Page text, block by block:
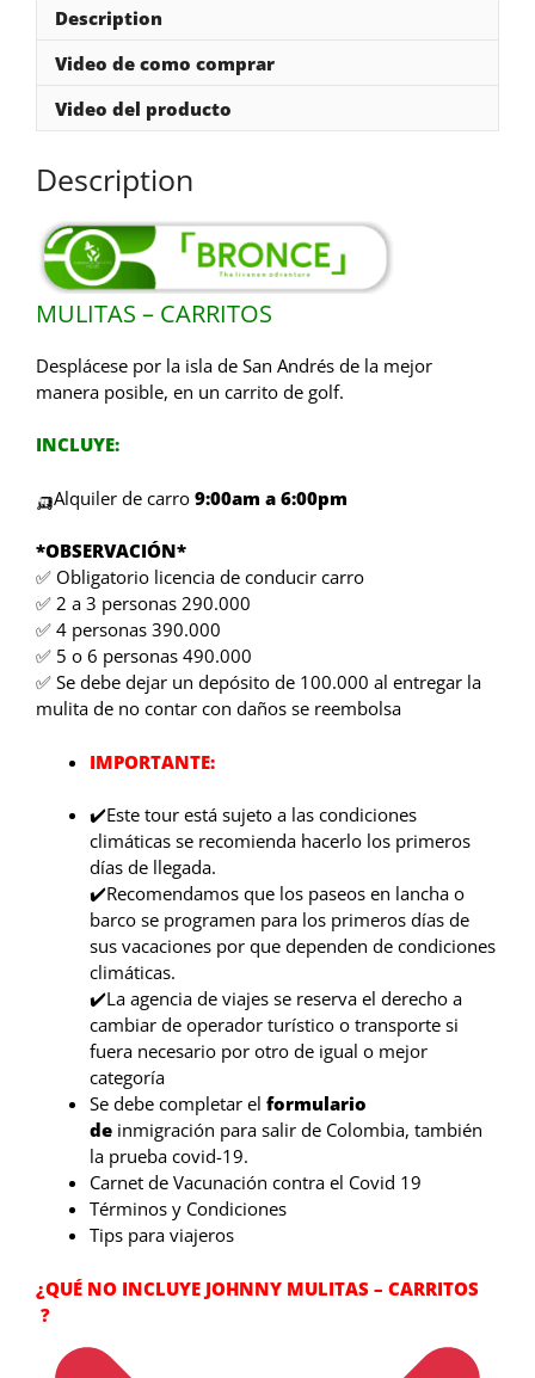
Description
Video de como comprar
Video del producto
Description
MULITAS – CARRITOS
Desplácese por la isla de San Andrés de la mejor
manera posible, en un carrito de golf.
INCLUYE:
🛺Alquiler de carro 9:00am a 6:00pm
*OBSERVACIÓN*
✅ Obligatorio licencia de conducir carro
✅ 2 a 3 personas 290.000
✅ 4 personas 390.000
✅ 5 o 6 personas 490.000
✅ Se debe dejar un depósito de 100.000 al entregar la
mulita de no contar con daños se reembolsa
IMPORTANTE:
✔️Este tour está sujeto a las condiciones
climáticas se recomienda hacerlo los primeros
días de llegada.
✔️Recomendamos que los paseos en lancha o
barco se programen para los primeros días de
sus vacaciones por que dependen de condiciones
climáticas.
✔️La agencia de viajes se reserva el derecho a
cambiar de operador turístico o transporte si
fuera necesario por otro de igual o mejor
categoría
Se debe completar el formulario
de inmigración para salir de Colombia, también
la prueba covid-19.
Carnet de Vacunación contra el Covid 19
Términos y Condiciones
Tips para viajeros
¿QUÉ NO INCLUYE JOHNNY MULITAS – CARRITOS
?